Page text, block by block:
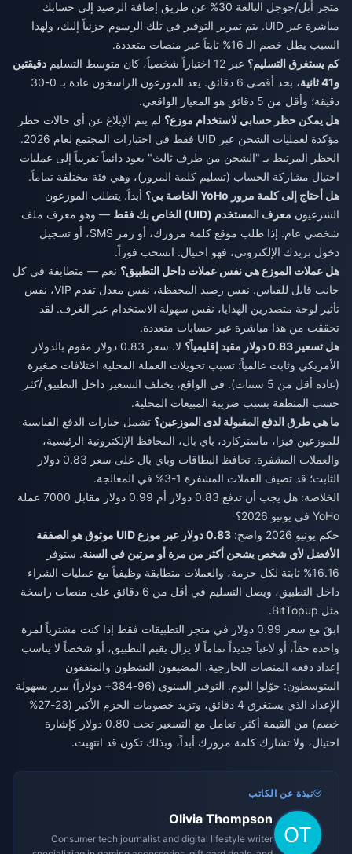
متجر أبل/جوجل البالغة 30% عن طريق إضافة الرصيد إلى حسابك
مباشرة عبر UID. يتم تمرير التوفير في تلك الرسوم جزئياً إليك، ولهذا
السبب يظل خصم الـ 16% ثابتاً عبر منصات متعددة.
كم يستغرق التسليم؟ عبر 12 اختباراً شخصياً، كان متوسط التسليم
دقيقتين
و41 ثانية
، بحد أقصى 6 دقائق. يعد الموزعون الراسخون عادة بـ 0-30
دقيقة؛ وأقل من 5 دقائق هو المعيار الواقعي.
هل يمكن حظر حسابي لاستخدام موزع؟ لم يتم الإبلاغ عن أي حالات حظر
مؤكدة لعمليات الشحن عبر UID فقط في اختبارات المجتمع لعام 2026.
الحظر المرتبط بـ "الشحن من طرف ثالث" يعود دائماً تقريباً إلى عمليات
احتيال مشاركة الحساب (تسليم كلمة المرور)، وهي فئة مختلفة تماماً.
هل أحتاج إلى كلمة مرور YoHo الخاصة بي؟
أبداً. يتطلب الموزعون
الشرعيون معرف المستخدم (UID) الخاص بك فقط
— وهو معرف ملف
شخصي عام. إذا طلب موقع كلمة مرورك، أو رمز SMS، أو تسجيل
دخول بريدك الإلكتروني، فهو احتيال. انسحب فوراً.
هل عملات الموزع هي نفس عملات داخل التطبيق؟ نعم — متطابقة في كل
جانب قابل للقياس. نفس رصيد المحفظة، نفس معدل تقدم VIP، نفس
تأثير لوحة متصدرين الهدايا، نفس سهولة الاستخدام عبر الغرف. لقد
تحققت من هذا مباشرة عبر حسابات متعددة.
هل تسعير 0.83 دولار مقيد إقليمياً؟
لا. سعر 0.83 دولار مقوم بالدولار
الأمريكي وثابت عالمياً؛ تسبب تحويلات العملة المحلية اختلافات صغيرة
(عادة أقل من 5 سنتات). في الواقع، يختلف التسعير داخل التطبيق
أكثر
حسب المنطقة بسبب ضريبة المبيعات المحلية.
ما هي طرق الدفع المقبولة لدى الموزعين؟ تشمل خيارات الدفع القياسية
للموزعين فيزا، ماستركارد، باي بال، المحافظ الإلكترونية الرئيسية،
والعملات المشفرة. تحافظ البطاقات وباي بال على سعر 0.83 دولار
الثابت؛ قد تضيف العملات المشفرة 1-3% في المعالجة.
الخلاصة: هل يجب أن تدفع 0.83 دولار أم 0.99 دولار مقابل 7000 عملة
YoHo في يونيو 2026؟
حكم يونيو 2026 واضح:
0.83 دولار عبر موزع UID موثوق هو الصفقة
الأفضل لأي شخص يشحن أكثر من مرة أو مرتين في السنة. ستوفر
16.16% ثابتة لكل حزمة، والعملات متطابقة وظيفياً مع عمليات الشراء
داخل التطبيق، ويصل التسليم في أقل من 6 دقائق على منصات راسخة
مثل BitTopup.
ابقَ مع سعر 0.99 دولار في متجر التطبيقات فقط إذا كنت مشترياً لمرة
واحدة حقاً، أو لاعباً جديداً تماماً لا يزال يقيم التطبيق، أو شخصاً لا يناسب
إعداد دفعه المنصات الخارجية. المضيفون النشطون والمنفقون
المتوسطون: حوّلوا اليوم. التوفير السنوي (96-384+ دولاراً) يبرر بسهولة
الإعداد الذي يستغرق 4 دقائق، وتزيد خصومات الحزم الأكبر (23-27%
خصم) من القيمة أكثر. تعامل مع التسعير تحت 0.80 دولار كإشارة
احتيال، ولا تشارك كلمة مرورك أبداً، وبذلك تكون قد انتهيت.
نبذة عن الكاتب
Olivia Thompson
Consumer tech journalist and digital lifestyle writer